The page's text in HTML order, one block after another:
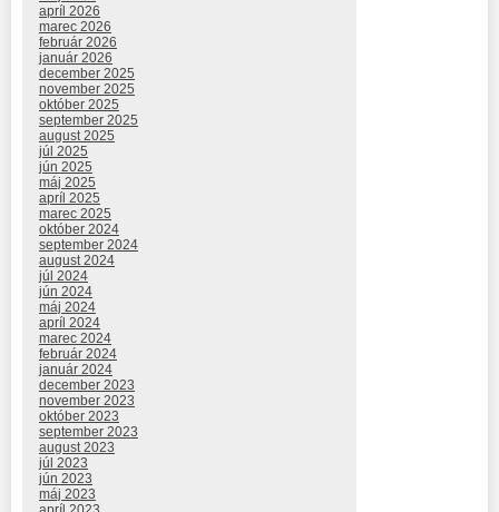
apríl 2026
marec 2026
február 2026
január 2026
december 2025
november 2025
október 2025
september 2025
august 2025
júl 2025
jún 2025
máj 2025
apríl 2025
marec 2025
október 2024
september 2024
august 2024
júl 2024
jún 2024
máj 2024
apríl 2024
marec 2024
február 2024
január 2024
december 2023
november 2023
október 2023
september 2023
august 2023
júl 2023
jún 2023
máj 2023